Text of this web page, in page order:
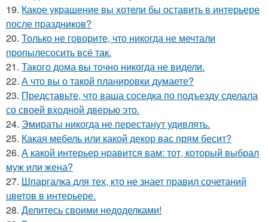
19. Какое украшение вы хотели бы оставить в интерьере
после праздников?
20. Только не говорите, что никогда не мечтали
пропылесосить всё так.
21. Такого дома вы точно никогда не видели.
22. А что вы о такой планировки думаете?
23. Представьте, что ваша соседка по подъезду сделала
со своей входной дверью это.
24. Эмираты никогда не перестанут удивлять.
25. Какая мебель или какой декор вас прям бесит?
26. А какой интерьер нравится вам: тот, который выбрал
муж или жена?
27. Шпаргалка для тех, кто не знает правил сочетаний
цветов в интерьере.
28. Делитесь своими недоделками!